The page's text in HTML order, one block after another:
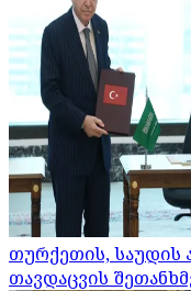
თურქეთის, საუდის
თავდაცვის